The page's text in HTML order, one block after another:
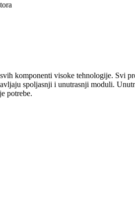
komponenti visoke tehnologije. Svi
spoljasnji i unutrasnji moduli.
potrebe.